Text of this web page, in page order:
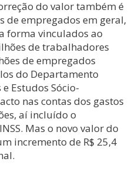
do valor também é
de empregados em geral,
forma vinculados ao
de trabalhadores
de empregados
do Departamento
Estudos Sócio-
nas contas dos gastos
aí incluído o
Mas o novo valor do
incremento de R$ 25,4